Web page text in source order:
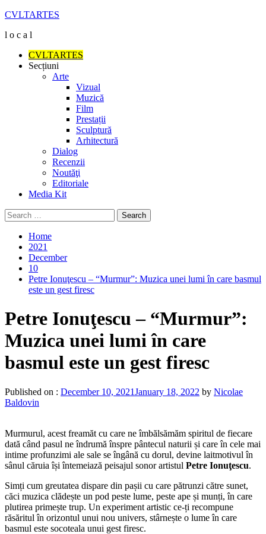
Skip
content
CVLTARTES
l o c a l
Primary
Menu
CVLTARTES
Secțiuni
Arte
Vizual
Muzică
Film
Prestații
Sculptură
Arhitectură
Dialog
Recenzii
Noutăţi
Editoriale
Media Kit
Search
for:
Home
2021
December
10
Petre Ionuţescu – “Murmur”: Muzica unei lumi în care basmul
este un gest firesc
Petre Ionuţescu – “Murmur”:
Muzica unei lumi în care
basmul este un gest firesc
Published on : December 10, 2021January 18, 2022 by Nicolae
Baldovin
Murmurul, acest freamăt cu care ne îmbălsămăm spiritul de fiecare
dată când pasul ne îndrumă înspre pântecul naturii și care în cele mai
intime profunzimi ale sale se îngână cu dorul, devine laitmotivul în
sânul căruia își întemeiază peisajul sonor artistul Petre Ionuţescu.
Simți cum greutatea dispare din pașii cu care pătrunzi către sunet,
căci muzica clădește un pod peste lume, peste ape și munți, în care
plutirea primește trup. Un experiment artistic ce-ți recompune
răsăritul în orizontul unui nou univers, stârnește o lume în care
basmul este socoteala unui gest firesc.